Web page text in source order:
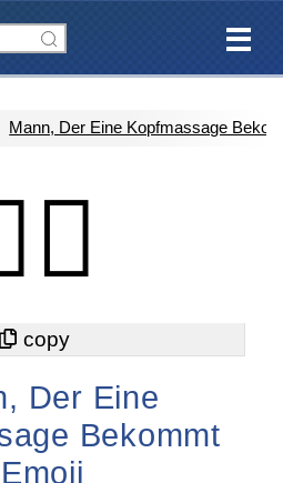
Mann, Der Eine Kopfmassage
Der Eine
Bekommt
Emoji